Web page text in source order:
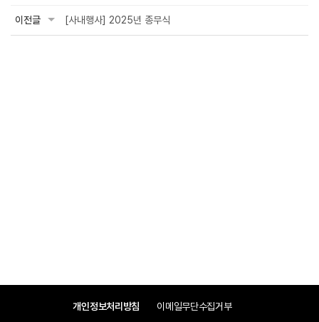
이전글 [사내행사] 2025년 종무식
개인정보처리방침 이메일무단수집거부